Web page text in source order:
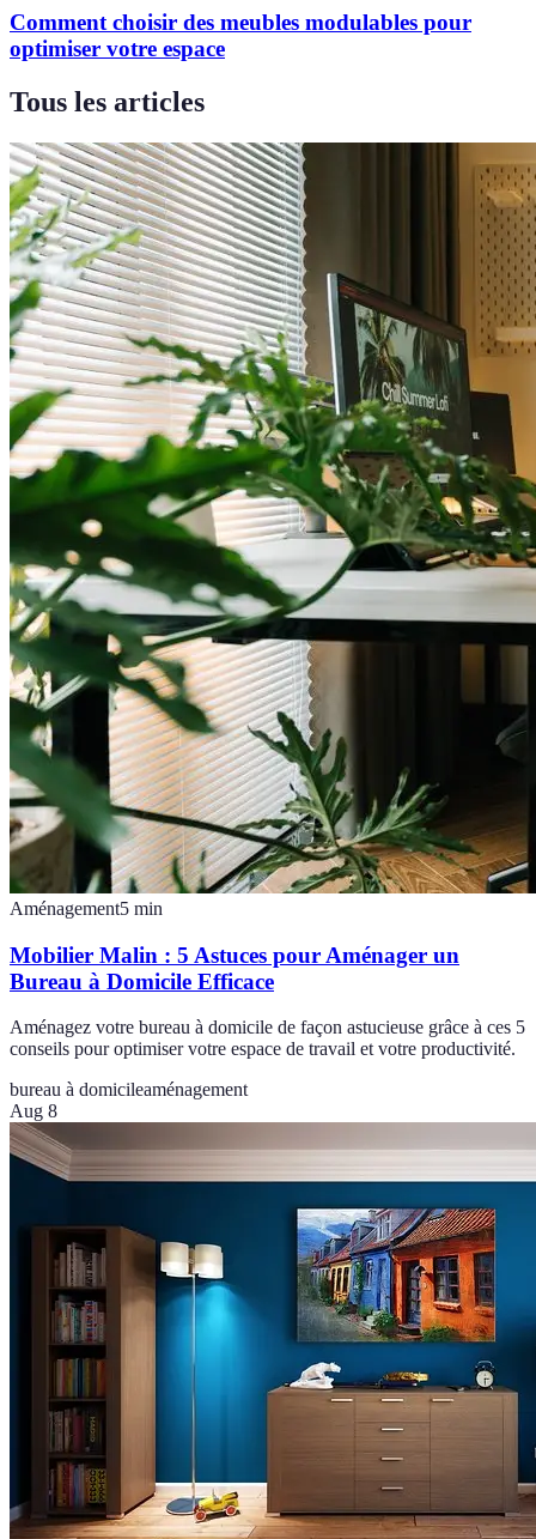
Comment choisir des meubles modulables pour
optimiser votre espace
Tous les articles
Aménagement5 min
Mobilier Malin : 5 Astuces pour Aménager un
Bureau à Domicile Efficace
Aménagez votre bureau à domicile de façon astucieuse grâce à ces 5
conseils pour optimiser votre espace de travail et votre productivité.
bureau à domicileaménagement
Aug 8